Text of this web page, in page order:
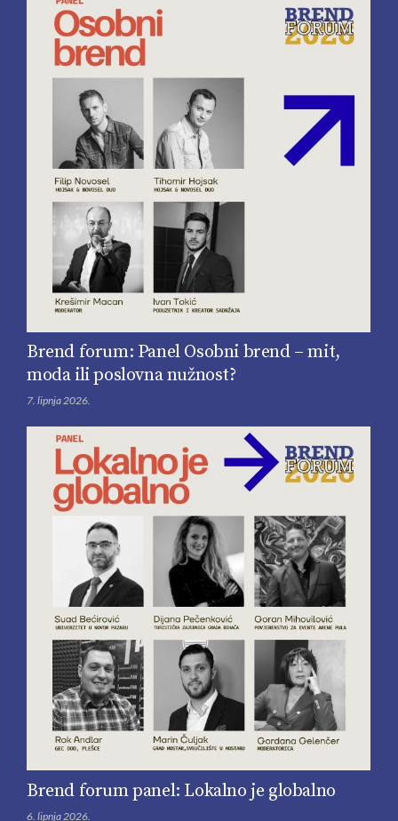
Brend forum: Panel Osobni brend – mit,
moda ili poslovna nužnost?
7. lipnja 2026.
Brend forum panel: Lokalno je globalno
6. lipnja 2026.